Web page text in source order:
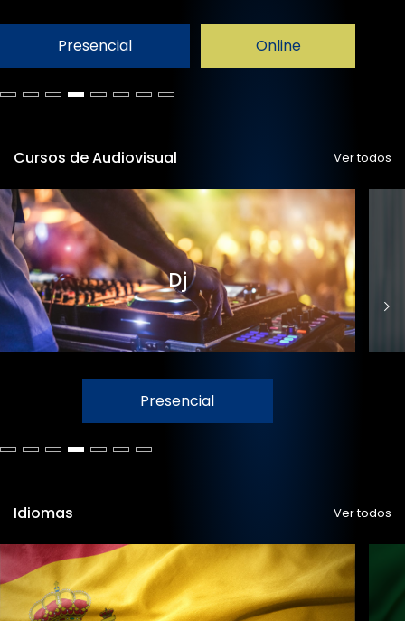
Presencial Online
Cursos de Audiovisual Ver todos
Dj
Presencial
Idiomas Ver todos